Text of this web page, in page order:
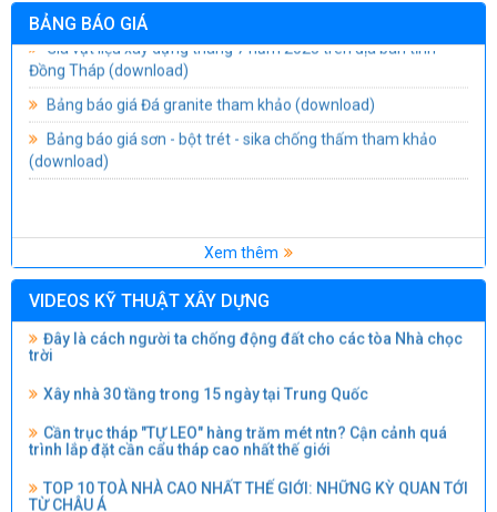
(download)
TCVN 9395-2012 : Cọc khoan nhồi - Thi công và nghiệm thu
(download)
TCVN 3907-2011 : Trường mầm non - Yêu cầu thiết kế
(download)
TCVN 8793-2011 : Trường tiểu học - Yêu cầu thiết kế
(download)
(download)
TCVN 4205-2012 : Công trình thể thao - Sân thể thao - Tiêu
chuẩn thiết kế(download)
TCVN 9386:2012 THIẾT KẾ CÔNG TRÌNH CHỊU ĐỘNG ĐẤT
(download)
BẢNG BÁO GIÁ
Giá vật liệu xây dựng tháng 7 năm 2025 trên địa bàn tỉnh
Đồng Tháp(download)
Bảng báo giá Đá granite tham khảo
Bảng báo giá sơn - bột trét - sika chống thấm tham khảo
(download)
Xem thêm
VIDEOS KỸ THUẬT XÂY DỰNG
trời
trình lắp đặt cần cẩu tháp cao nhất thế giới
TỪ CHÂU Á